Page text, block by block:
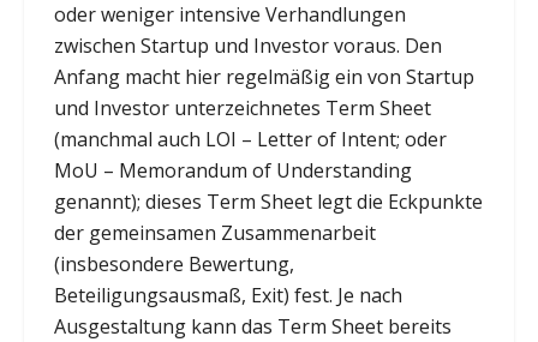
oder weniger intensive Verhandlungen
zwischen Startup und Investor voraus. Den
Anfang macht hier regelmäßig ein von Startup
und Investor unterzeichnetes Term Sheet
(manchmal auch LOI – Letter of Intent; oder
MoU – Memorandum of Understanding
genannt); dieses Term Sheet legt die Eckpunkte
der gemeinsamen Zusammenarbeit
(insbesondere Bewertung,
Beteiligungsausmaß, Exit) fest. Je nach
Ausgestaltung kann das Term Sheet bereits